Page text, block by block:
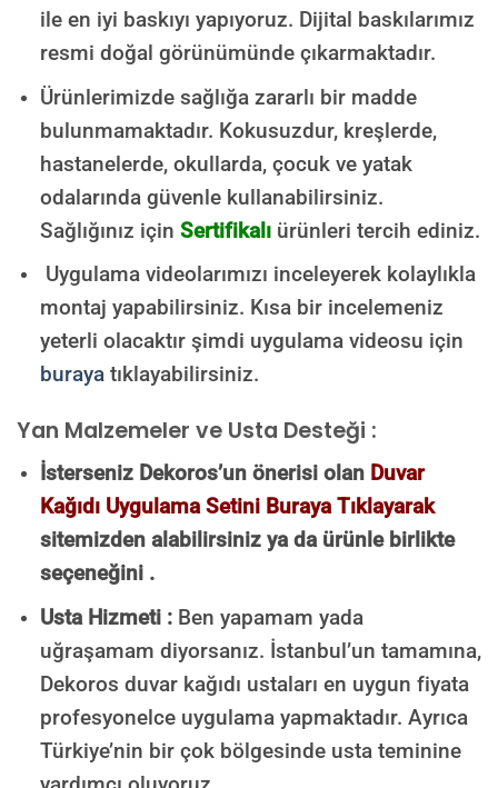
ile en iyi baskıyı yapıyoruz. Dijital baskılarımız
resmi doğal görünümünde çıkarmaktadır.
Ürünlerimizde sağlığa zararlı bir madde
bulunmamaktadır. Kokusuzdur, kreşlerde,
hastanelerde, okullarda, çocuk ve yatak
odalarında güvenle kullanabilirsiniz.
Sağlığınız için Sertifikalıürünleri tercih ediniz.
Uygulama videolarımızı inceleyerek kolaylıkla
montaj yapabilirsiniz. Kısa bir incelemeniz
yeterli olacaktır şimdi uygulama videosu için
burayatıklayabilirsiniz.
Yan Malzemeler ve Usta Desteği :
İsterseniz Dekoros’un önerisi olan Duvar
Kağıdı Uygulama Setini Buraya Tıklayarak
sitemizden alabilirsiniz ya da ürünle birlikte
seçeneğini .
Usta Hizmeti :Ben yapamam yada
uğraşamam diyorsanız. İstanbul’un tamamına,
Dekoros duvar kağıdı ustaları en uygun fiyata
profesyonelce uygulama yapmaktadır. Ayrıca
Türkiye’nin bir çok bölgesinde usta teminine